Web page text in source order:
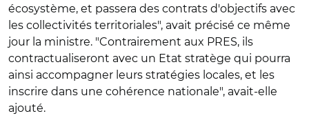
écosystème, et passera des contrats d'objectifs avec
les collectivités territoriales", avait précisé ce même
jour la ministre. "Contrairement aux PRES, ils
contractualiseront avec un Etat stratège qui pourra
ainsi accompagner leurs stratégies locales, et les
inscrire dans une cohérence nationale", avait-elle
ajouté.